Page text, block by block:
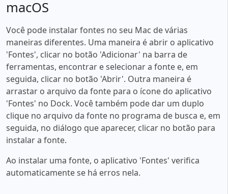
macOS
Você pode instalar fontes no seu Mac de várias
maneiras diferentes. Uma maneira é abrir o aplicativo
'Fontes', clicar no botão 'Adicionar' na barra de
ferramentas, encontrar e selecionar a fonte e, em
seguida, clicar no botão 'Abrir'. Outra maneira é
arrastar o arquivo da fonte para o ícone do aplicativo
'Fontes' no Dock. Você também pode dar um duplo
clique no arquivo da fonte no programa de busca e, em
seguida, no diálogo que aparecer, clicar no botão para
instalar a fonte.
Ao instalar uma fonte, o aplicativo 'Fontes' verifica
automaticamente se há erros nela.